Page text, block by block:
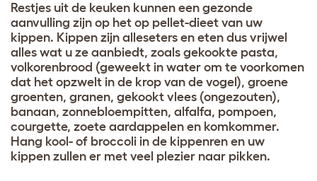
Restjes uit de keuken kunnen een gezonde
aanvulling zijn op het op pellet-dieet van uw
kippen. Kippen zijn alleseters en eten dus vrijwel
alles wat u ze aanbiedt, zoals gekookte pasta,
volkorenbrood (geweekt in water om te voorkomen
dat het opzwelt in de krop van de vogel), groene
groenten, granen, gekookt vlees (ongezouten),
banaan, zonnebloempitten, alfalfa, pompoen,
courgette, zoete aardappelen en komkommer.
Hang kool- of broccoli in de kippenren en uw
kippen zullen er met veel plezier naar pikken.